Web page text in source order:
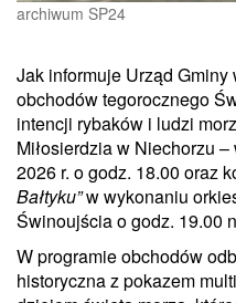
archiwum SP24
Jak informuje Urząd Gminy
obchodów tegorocznego
intencji rybaków i ludzi
Miłosierdzia w Niechorzu
2026 r. o godz. 18.00 oraz
Bałtyku”w wykonaniu
Świnoujścia o godz. 19.00
W programie obchodów
historyczna z pokazem